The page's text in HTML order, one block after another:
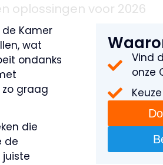
oplossingen voor 2026
Kamer
wat
ondanks
graag
die
de
Vind
onze